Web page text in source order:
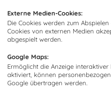
Externe Medien-Cookies:
Die Cookies werden zum
Cookies von externen Medien
abgespielt werden.
Google Maps:
Ermöglicht die Anzeige
aktiviert, können
Google übertragen werden.
Kontakt
Montage
Zahlarten
Abonnieren Sie unseren
Newsletter und empfangen Sie